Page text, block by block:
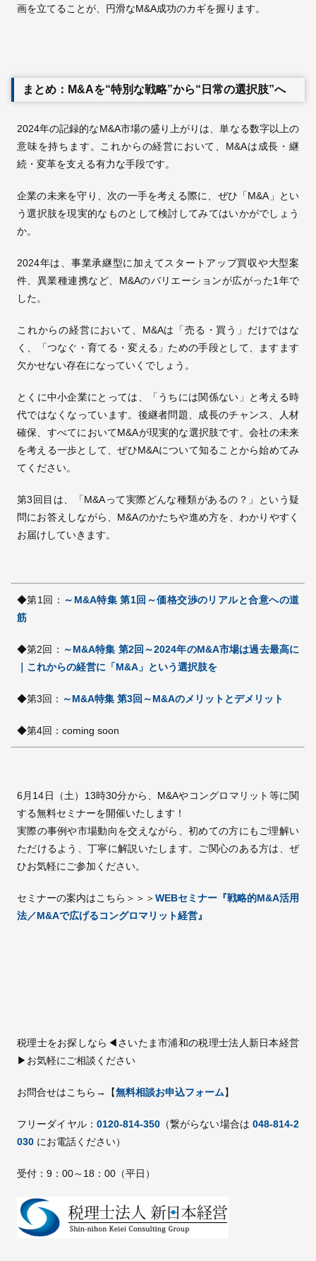
画を立てることが、円滑なM&A成功のカギを握ります。
まとめ：M&Aを“特別な戦略”から“日常の選択肢”へ
2024年の記録的なM&A市場の盛り上がりは、単なる数字以上の
意味を持ちます。これからの経営において、M&Aは成長・継
続・変革を支える有力な手段です。
企業の未来を守り、次の一手を考える際に、ぜひ「M&A」とい
う選択肢を現実的なものとして検討してみてはいかがでしょう
か。
2024年は、事業承継型に加えてスタートアップ買収や大型案
件、異業種連携など、M&Aのバリエーションが広がった1年で
した。
これからの経営において、M&Aは「売る・買う」だけではな
く、「つなぐ・育てる・変える」ための手段として、ますます
欠かせない存在になっていくでしょう。
とくに中小企業にとっては、「うちには関係ない」と考える時
代ではなくなっています。後継者問題、成長のチャンス、人材
確保、すべてにおいてM&Aが現実的な選択肢です。会社の未来
を考える一歩として、ぜひM&Aについて知ることから始めてみ
てください。
第3回目は、「M&Aって実際どんな種類があるの？」という疑
問にお答えしながら、M&Aのかたちや進め方を、わかりやすく
お届けしていきます。
◆第1回： ～M&A特集 第1回～価格交渉のリアルと合意への道
筋
◆第2回： ～M&A特集 第2回～2024年のM&A市場は過去最高に
｜これからの経営に「M&A」という選択肢を
◆第3回： ～M&A特集 第3回～M&Aのメリットとデメリット
◆第4回：coming soon
6月14日（土）13時30分から、M&Aやコングロマリット等に関
する無料セミナーを開催いたします！
実際の事例や市場動向を交えながら、初めての方にもご理解い
ただけるよう、丁寧に解説いたします。ご関心のある方は、ぜ
ひお気軽にご参加ください。
セミナーの案内はこちら＞＞＞WEBセミナー『戦略的M&A活用
法／M&Aで広げるコングロマリット経営』
税理士をお探しなら◀さいたま市浦和の税理士法人新日本経営
▶お気軽にご相談ください
お問合せはこちら→【無料相談お申込フォーム】
フリーダイヤル： 0120-814-350（繋がらない場合は048-814-2
030 にお電話ください）
受付：9：00～18：00（平日）